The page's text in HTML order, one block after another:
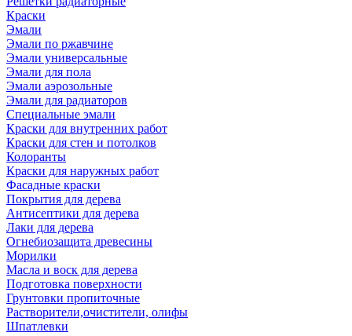
Краски
Эмали
Эмали по ржавчине
Эмали универсальные
Эмали для пола
Эмали аэрозольные
Эмали для радиаторов
Специальные эмали
Краски для внутренних работ
Краски для стен и потолков
Колоранты
Краски для наружных работ
Фасадные краски
Покрытия для дерева
Антисептики для дерева
Лаки для дерева
Огнебиозащита древесины
Морилки
Масла и воск для дерева
Подготовка поверхности
Грунтовки пропиточные
Растворители,очистители, олифы
Шпатлевки